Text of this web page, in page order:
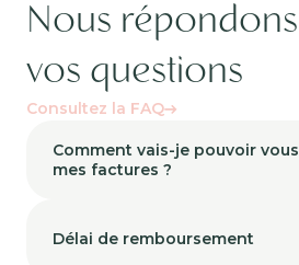
Nous
vos questions
Consultez la FAQ
Comment vais-je pouvoir
mes factures ?
Délai de remboursement